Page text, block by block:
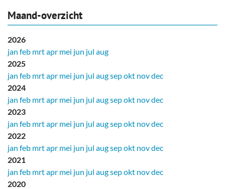
Maand-overzicht
2026
jan feb mrtapr mei jun jul aug
2025
jan feb mrtapr mei jun jul augsepokt novdec
2024
jan feb mrtapr mei jun jul augsepokt novdec
2023
jan feb mrtapr mei jun jul augsepokt novdec
2022
jan feb mrtapr mei jun jul augsepokt novdec
2021
jan feb mrtapr mei jun jul augsepokt novdec
2020